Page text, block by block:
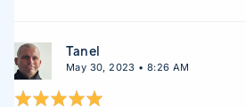
Tanel
May 30, 2023 • 8:26 AM